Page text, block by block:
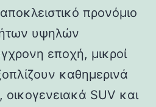
προνόμιο
υψηλών
εποχή, μικροί
καθημερινά
SUV και